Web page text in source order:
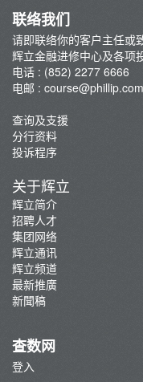
联络我们
请即联络你的客户主任或
辉立金融进修中心及各项
电话 : (852) 2277 6666
电邮 :
查询及支援
分行资料
投诉程序
关于辉立
辉立简介
招聘人才
集团网络
辉立通讯
辉立频道
最新推廣
新聞稿
查数网
登入